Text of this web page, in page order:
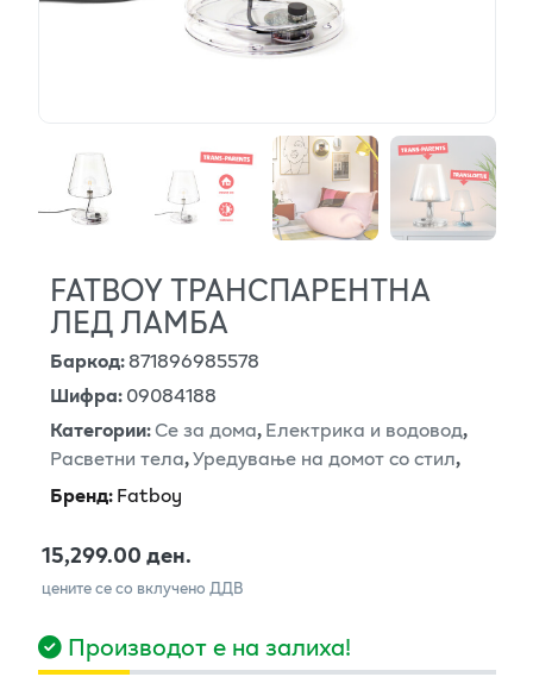
FATBOY ТРАНСПАРЕНТНА
ЛЕД ЛАМБА
Баркод:871896985578
Шифра:09084188
Категории:Се за дома,Електрика и водовод,
Расветни тела,Уредување на домот со стил,
Бренд:Fatboy
15,299.00 ден.
цените се со вклучено ДДВ
Производот е на залиха!